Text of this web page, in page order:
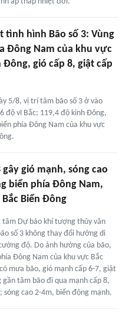
tình hình Bão số 3: Vùng
Đông Nam của khu vực
Đông, gió cấp 8, giật cấp
5/8, vị trí tâm bão số 3 ở vào
độ vĩ Bắc; 119,4 độ kinh Đông,
phía Đông Nam của khu vực
gây gió mạnh, sóng cao
biển phía Đông Nam,
Biển Đông
tâm Dự báo khí tượng thủy văn
số 3 không thay đổi hướng di
độ. Do ảnh hưởng của bão,
Đông Nam của khu vực Bắc
mưa bão, gió mạnh cấp 6-7, giật
gần tâm bão đi qua mạnh cấp 8,
sóng cao 2-4m, biển động mạnh.